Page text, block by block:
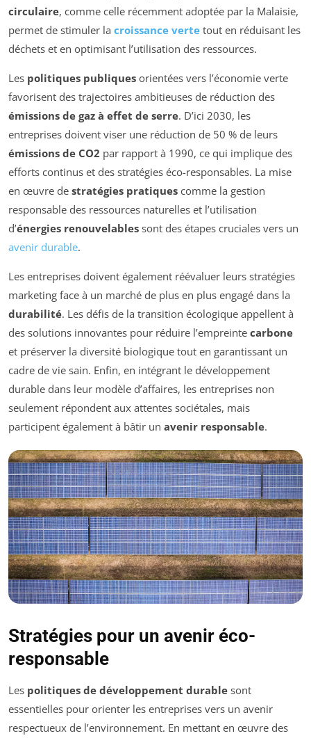
circulaire, comme celle récemment adoptée par la Malaisie,
permet de stimuler la croissance verte tout en réduisant les
déchets et en optimisant l’utilisation des ressources.
Les politiques publiques orientées vers l’économie verte
favorisent des trajectoires ambitieuses de réduction des
émissions de gaz à effet de serre. D’ici 2030, les
entreprises doivent viser une réduction de 50 % de leurs
émissions de CO2 par rapport à 1990, ce qui implique des
efforts continus et des stratégies éco-responsables. La mise
en œuvre de stratégies pratiques comme la gestion
responsable des ressources naturelles et l’utilisation
d’énergies renouvelables sont des étapes cruciales vers un
avenir durable.
Les entreprises doivent également réévaluer leurs stratégies
marketing face à un marché de plus en plus engagé dans la
durabilité. Les défis de la transition écologique appellent à
des solutions innovantes pour réduire l’empreinte carbone
et préserver la diversité biologique tout en garantissant un
cadre de vie sain. Enfin, en intégrant le développement
durable dans leur modèle d’affaires, les entreprises non
seulement répondent aux attentes sociétales, mais
participent également à bâtir un avenir responsable.
Stratégies pour un avenir éco-
responsable
Les politiques de développement durable sont
essentielles pour orienter les entreprises vers un avenir
respectueux de l’environnement. En mettant en œuvre des